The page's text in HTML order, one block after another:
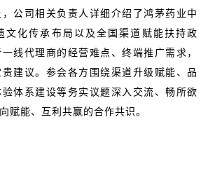
公司相关负责人详细介绍了鸿茅药业中
文化传承布局以及全国渠道赋能扶持政
线代理商的经营难点、终端推广需求，
建议。参会各方围绕渠道升级赋能、品
体系建设等务实议题深入交流、畅所欲
赋能、互利共赢的合作共识。